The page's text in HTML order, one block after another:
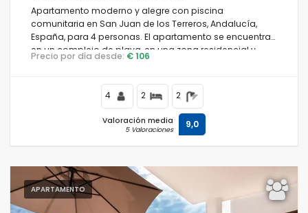
Apartamento moderno y alegre con piscina
comunitaria en San Juan de los Terreros, Andalucía,
España, para 4 personas. El apartamento se encuentra
en un complejo de playa, en una zona residencial y
montañosa cerca de la playa, a pocos pasos de
Precio por día desde: € 106
4 2 2
Valoración media
5 Valoraciones 9,0
APARTAMENTO